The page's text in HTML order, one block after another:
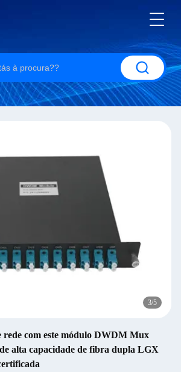
3/5
rede com este módulo DWDM Mux
alta capacidade de fibra dupla LGX